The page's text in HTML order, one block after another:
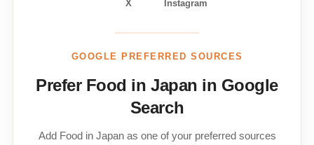
X Instagram
GOOGLE PREFERRED SOURCES
Prefer Food in Japan in Google
Search
Add Food in Japan as one of your preferred sources